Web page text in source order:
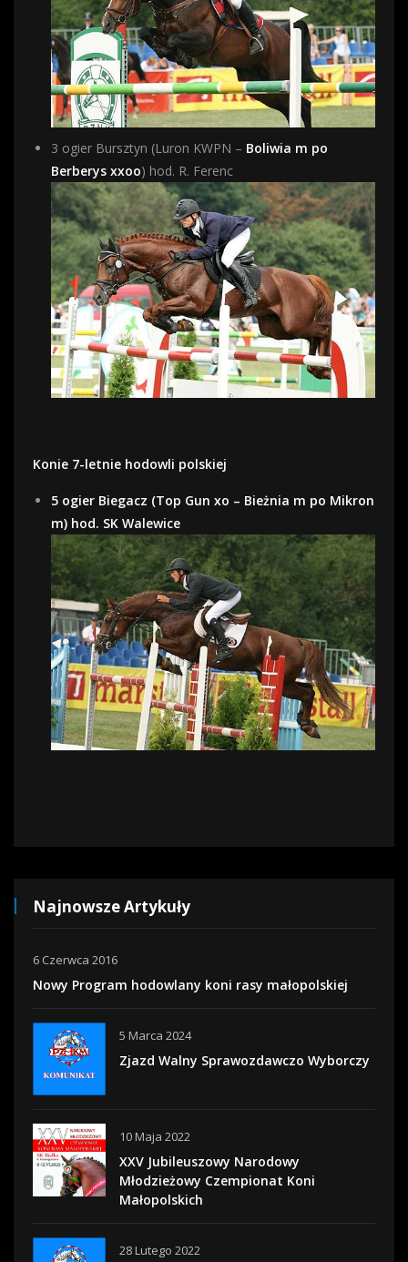
3 ogier Bursztyn (Luron KWPN – Boliwia m po
Berberys xxoo) hod. R. Ferenc
Konie 7-letnie hodowli polskiej
5 ogier Biegacz (Top Gun xo – Bieżnia m po Mikron
m) hod. SK Walewice
Najnowsze Artykuły
6 Czerwca 2016
Nowy Program hodowlany koni rasy małopolskiej
5 Marca 2024
Zjazd Walny Sprawozdawczo Wyborczy
10 Maja 2022
XXV Jubileuszowy Narodowy
Młodzieżowy Czempionat Koni
Małopolskich
28 Lutego 2022